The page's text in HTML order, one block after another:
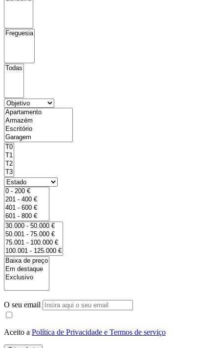
O seu email
Aceito a Política de Privacidade e Termos de serviço